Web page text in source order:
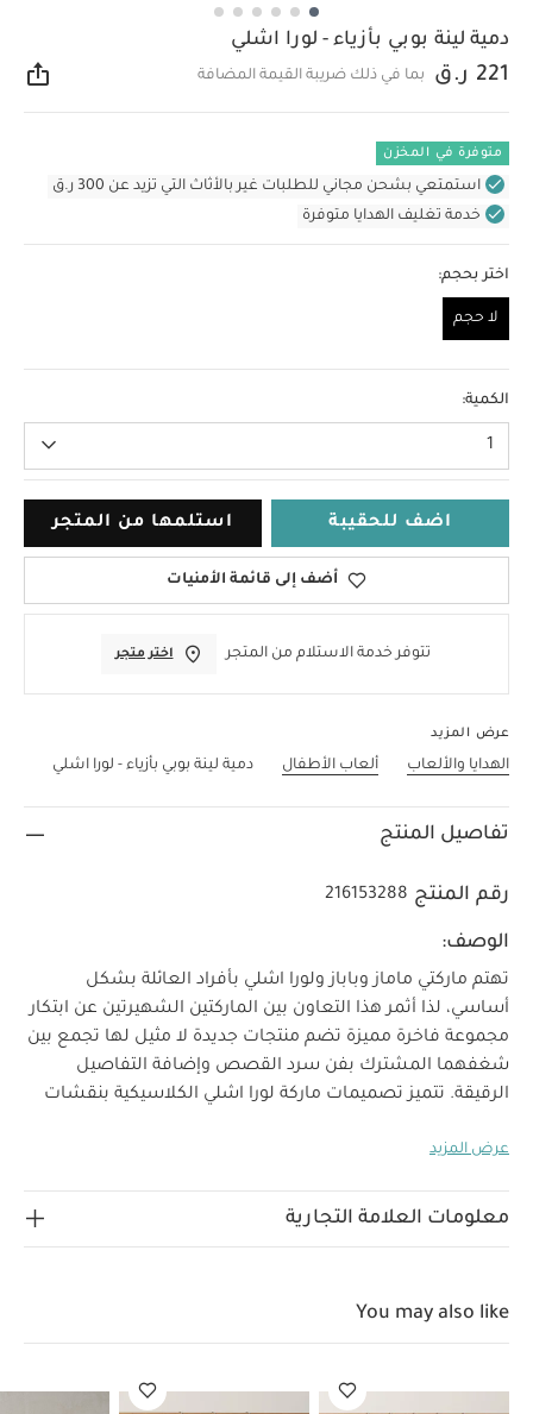
دمية لينة بوبي بأزياء - لورا اشلي
221 ر.ق بما في ذلك ضريبة القيمة المضافة
متوفرة في المخزن
استمتعي بشحن مجاني للطلبات غير بالأثاث التي تزيد عن 300 ر.ق
خدمة تغليف الهدايا متوفرة
اختر بحجم:
لا حجم
الكمية:
1
اضف للحقيبة استلمها من المتجر
أضف إلى قائمة الأمنيات
تتوفر خدمة الاستلام من المتجر اختر متجر
عرض المزيد
الهدايا والألعاب ألعاب الأطفال دمية لينة بوبي بأزياء - لورا اشلي
تفاصيل المنتج
رقم المنتج 216153288
الوصف:
تهتم ماركتي ماماز وباباز ولورا اشلي بأفراد العائلة بشكل
أساسي، لذا أثمر هذا التعاون بين الماركتين الشهيرتين عن ابتكار
مجموعة فاخرة مميزة تضم منتجات جديدة لا مثيل لها تجمع بين
شغفهما المشترك بفن سرد القصص وإضافة التفاصيل
الرقيقة. تتميز تصميمات ماركة لورا اشلي الكلاسيكية بنقشات
المنتجات الأنيقة الجديدة لتحتفظ برونقها لعدة سنوات قادمة.
وألعاب لينة ستنال إعجاب طفلك ويمكن تقديمها للأجيال
للماركة وتأتي مع فستان إضافي بلون بني ناعم ونقشة ناتميج
الفساتين الإضافية في الحقيبة المزينة بشعار ماركة لورا اشلي
لمزيد من الأناقة والمرح أثناء اللعب. تأتي جميع الفساتين
عرض المزيد
معلومات العلامة التجارية
You may also like